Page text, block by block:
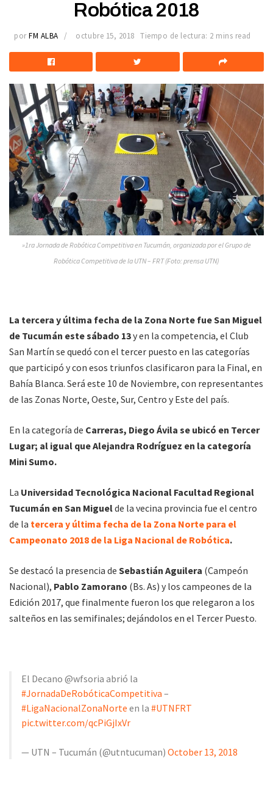
Robótica 2018
por FM ALBA octubre 15, 2018 Tiempo de lectura: 2 mins read
»1ra Jornada de Robótica Competitiva en Tucumán, organizada por el Grupo de
Robótica Competitiva de la UTN – FRT (Foto: prensa UTN)
La tercera y última fecha de la Zona Norte fue San Miguel
de Tucumán este sábado 13y en la competencia, el Club
San Martín se quedó con el tercer puesto en las categorías
que participó y con esos triunfos clasificaron para la Final, en
Bahía Blanca. Será este 10 de Noviembre, con representantes
de las Zonas Norte, Oeste, Sur, Centro y Este del país.
En la categoría de Carreras, Diego Ávila se ubicó en Tercer
Lugar; al igual que Alejandra Rodríguez en la categoría
Mini Sumo.
La Universidad Tecnológica Nacional Facultad Regional
Tucumán en San Miguelde la vecina provincia fue el centro
de la tercera y última fecha de la Zona Norte para el
Campeonato 2018 de la Liga Nacional de Robótica.
Se destacó la presencia de Sebastián Aguilera (Campeón
Nacional), Pablo Zamorano (Bs. As) y los campeones de la
Edición 2017, que finalmente fueron los que relegaron a los
salteños en las semifinales; dejándolos en el Tercer Puesto.
El Decano @wfsoria abrió la
#JornadaDeRobóticaCompetitiva –
#LigaNacionalZonaNorte en la #UTNFRT
pic.twitter.com/qcPiGjIxVr
— UTN – Tucumán (@utntucuman) October 13, 2018